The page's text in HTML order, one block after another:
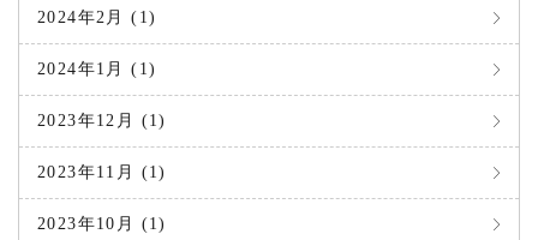
2024年2月 (1)
2024年1月 (1)
2023年12月 (1)
2023年11月 (1)
2023年10月 (1)